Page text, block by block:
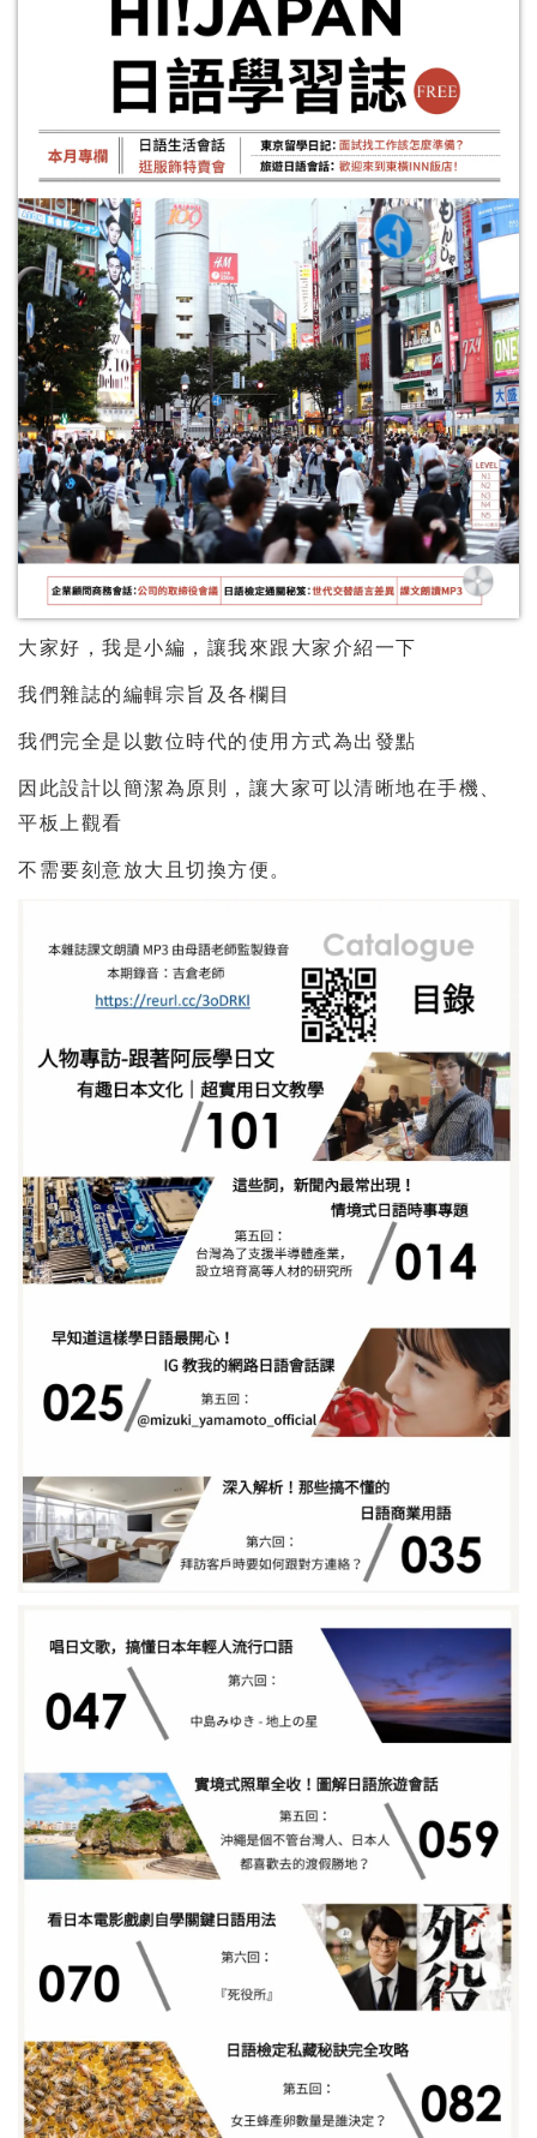
大家好，我是小編，讓我來跟大家介紹一下
我們雜誌的編輯宗旨及各欄目
我們完全是以數位時代的使用方式為出發點
因此設計以簡潔為原則，讓大家可以清晰地在手機、
平板上觀看
不需要刻意放大且切換方便。